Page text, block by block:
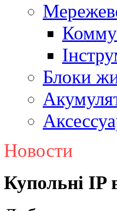
Блоки
Новости
Купольні IP